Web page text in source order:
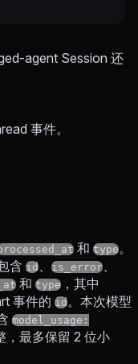
agent Session 还
事件。
和 type。
含 id、 is_error、
和 type ，其中
事件的 id。本次模型
model_usage:
，最多保留 2 位小